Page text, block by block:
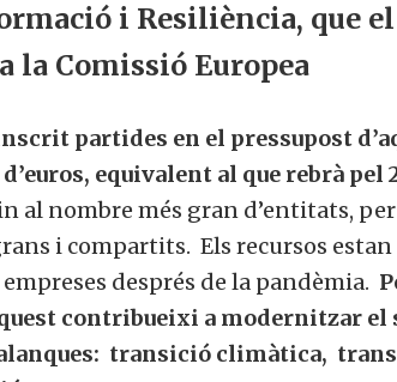
i Resiliència, que el
la Comissió Europea
partides en el pressupost
equivalent al que rebrà pel
al nombre més gran d’entitats,
i compartits. Els recursos
després de la pandèmia.
contribueixi a modernitzar el
transició climàtica,